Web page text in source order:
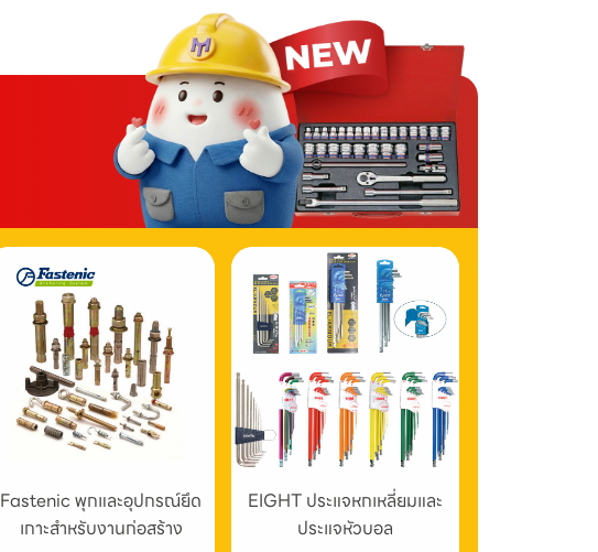
Fastenic พุกและอุปกรณ์ยึด
เกาะสำหรับงานก่อสร้าง
EIGHT ประแจหกเหลี่ยมและ
ประแจหัวบอล